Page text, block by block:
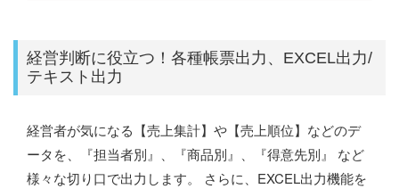
経営判断に役立つ！各種帳票出力、EXCEL出力/
テキスト出力
経営者が気になる【売上集計】や【売上順位】などのデ
ータを、『担当者別』、『商品別』、『得意先別』 など
様々な切り口で出力します。 さらに、EXCEL出力機能を